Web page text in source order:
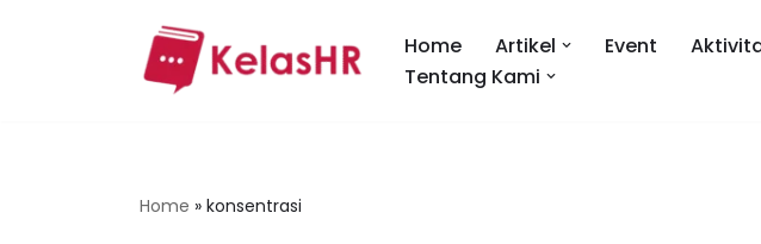
Home Artikel Event
Tentang Kami
Home » konsentrasi